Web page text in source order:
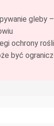
gleby
ochrony
być